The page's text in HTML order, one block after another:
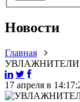
Новости
Главная
УВЛАЖНИТЕЛИ
17 апреля в